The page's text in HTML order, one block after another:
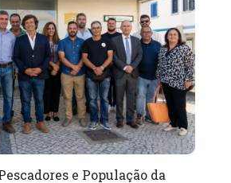
e População da